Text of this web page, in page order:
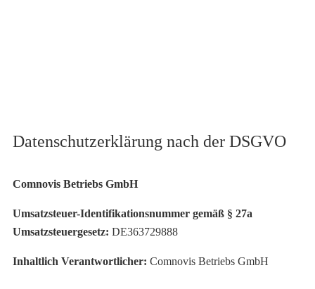
Datenschutzerklärung nach der DSGVO
Comnovis Betriebs GmbH
Umsatzsteuer-Identifikationsnummer gemäß § 27a
Umsatzsteuergesetz: DE363729888
Inhaltlich Verantwortlicher: Comnovis Betriebs GmbH